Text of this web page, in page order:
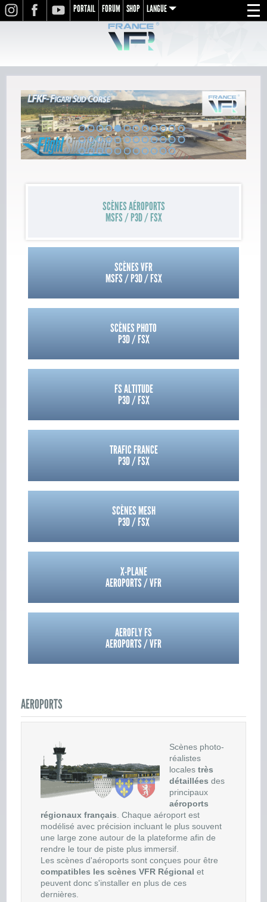
Menu
INSTAGRAMFACEBOOKYOUTUBE
PORTAIL FORUM SHOP LANGUE
de
1 2 3 4 5 6 7 8 9 101112
131415161718192021222324
SCÈNES AÉROPORTS
MSFS / P3D / FSX
SCÈNES VFR
MSFS / P3D / FSX
SCÈNES PHOTO
P3D / FSX
FS ALTITUDE
P3D / FSX
TRAFIC FRANCE
P3D / FSX
SCÈNES MESH
P3D / FSX
X-PLANE
AEROPORTS / VFR
AEROFLY FS
AEROPORTS / VFR
AEROPORTS
Scènes photo-
réalistes
localestrès
détaillées des
principaux
aéroports
régionaux français . Chaque aéroport est
modélisé avec précision incluant le plus souvent
une large zone autour de la plateforme afin de
rendre le tour de piste plus immersif.
Les scènes d'aéroports sont conçues pour être
compatibles les scènes VFR Régional et
peuvent donc s'installer en plus de ces
dernières.